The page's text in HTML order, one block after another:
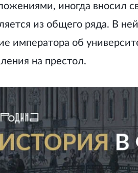
иногда вносил
из общего ряда. В
императора об
на престол.